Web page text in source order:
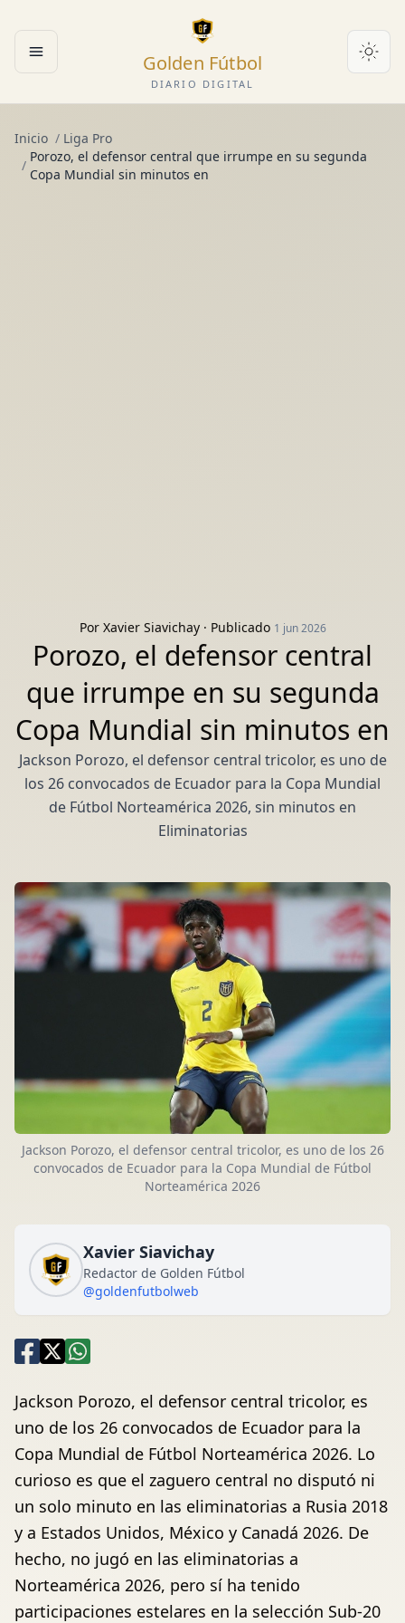
Abrir menú Golden Fútbol
DIARIO DIGITAL
Inicio / Liga Pro
/
Porozo, el defensor central que irrumpe en su segunda
Copa Mundial sin minutos en
Por Xavier Siavichay· Publicado 1 jun 2026
Porozo, el defensor central
que irrumpe en su segunda
Copa Mundial sin minutos en
Jackson Porozo, el defensor central tricolor, es uno de
los 26 convocados de Ecuador para la Copa Mundial
de Fútbol Norteamérica 2026, sin minutos en
Eliminatorias
Jackson Porozo, el defensor central tricolor, es uno de los 26
convocados de Ecuador para la Copa Mundial de Fútbol
Norteamérica 2026
Xavier Siavichay
Redactor de Golden Fútbol
@goldenfutbolweb
Jackson Porozo, el defensor central tricolor, es
uno de los 26 convocados de Ecuador para la
Copa Mundial de Fútbol Norteamérica 2026. Lo
curioso es que el zaguero central no disputó ni
un solo minuto en las eliminatorias a Rusia 2018
y a Estados Unidos, México y Canadá 2026. De
hecho, no jugó en las eliminatorias a
Norteamérica 2026, pero sí ha tenido
participaciones estelares en la selección Sub-20